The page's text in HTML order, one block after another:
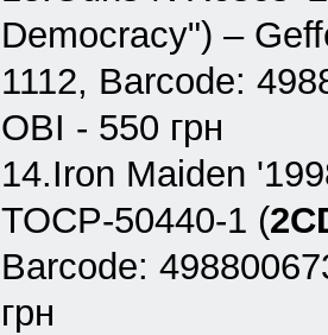
Democracy") –
1112, Barcode:
OBI - 550 грн
14.Iron Maiden
TOCP-50440-1 (
Barcode:
грн